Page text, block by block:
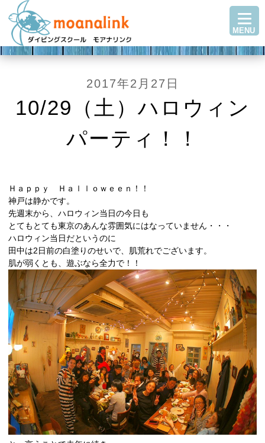
TOP
ステップアップ
ショップ紹介
ツアースケジュール
ダイビングブログ
Q＆A・お客様の声
お問い合わせ
MENU
2017年2月27日
10/29（土）ハロウィン
パーティ！！
Ｈａｐｐｙ Ｈａｌｌｏｗｅｅｎ！！
神戸は静かです。
先週末から、ハロウィン当日の今日も
とてもとても東京のあんな雰囲気にはなっていません・・・
ハロウィン当日だというのに
田中は2日前の白塗りのせいで、肌荒れでございます。
肌が弱くとも、遊ぶなら全力で！！